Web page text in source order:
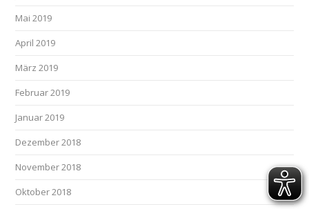
Mai 2019
April 2019
März 2019
Februar 2019
Januar 2019
Dezember 2018
November 2018
Oktober 2018